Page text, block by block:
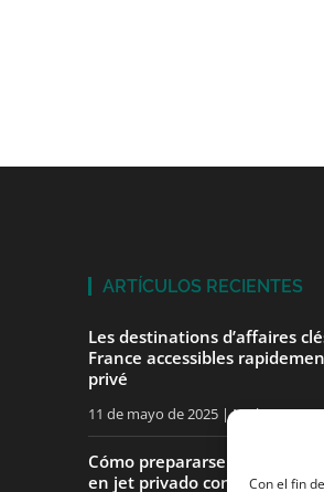
Con el fin
ARTÍCULOS RECIENTES
Les destinations d’affaires
France accessibles
privé
11 de mayo de 2025 No hay
Cómo prepararse para su
en jet privado con ExcellJets